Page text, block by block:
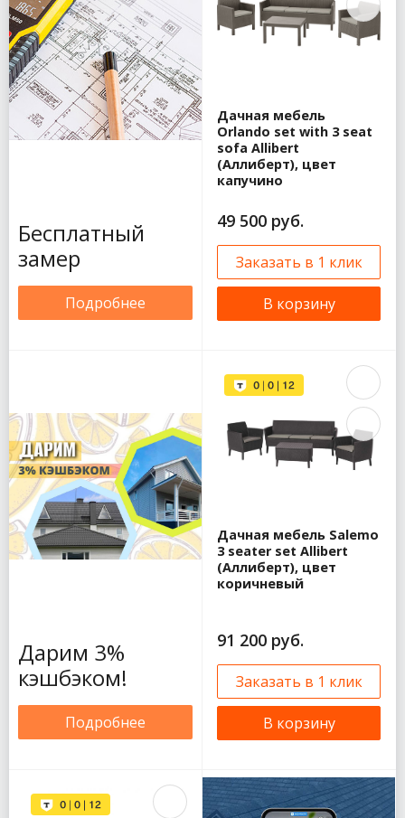
Бесплатный
замер
Подробнее
Дачная мебель
Orlando set with 3 seat
sofa Allibert
(Аллиберт), цвет
капучино
49 500 руб.
Заказать в 1 клик
В корзину
Дарим 3%
кэшбэком!
Подробнее
Дачная мебель Salemo
3 seater set Allibert
(Аллиберт), цвет
коричневый
91 200 руб.
Заказать в 1 клик
В корзину